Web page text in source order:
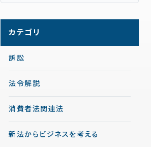
カテゴリ
訴訟
法令解説
消費者法関連法
新法からビジネスを考える